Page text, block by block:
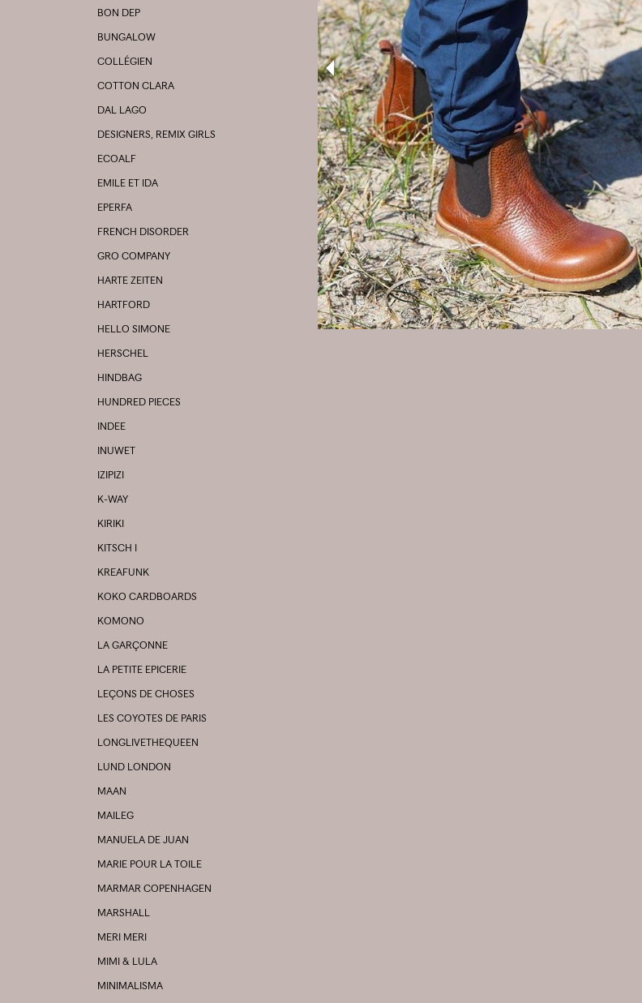
BON DEP
BUNGALOW
COLLÉGIEN
COTTON CLARA
DAL LAGO
DESIGNERS, REMIX GIRLS
ECOALF
EMILE ET IDA
EPERFA
FRENCH DISORDER
GRO COMPANY
HARTE ZEITEN
HARTFORD
HELLO SIMONE
HERSCHEL
HINDBAG
HUNDRED PIECES
INDEE
INUWET
IZIPIZI
K-WAY
KIRIKI
KITSCH I
KREAFUNK
KOKO CARDBOARDS
KOMONO
LA GARÇONNE
LA PETITE EPICERIE
LEÇONS DE CHOSES
LES COYOTES DE PARIS
LONGLIVETHEQUEEN
LUND LONDON
MAAN
MAILEG
MANUELA DE JUAN
MARIE POUR LA TOILE
MARMAR COPENHAGEN
MARSHALL
MERI MERI
MIMI & LULA
MINIMALISMA